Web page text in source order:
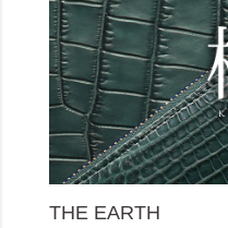
THE EARTH